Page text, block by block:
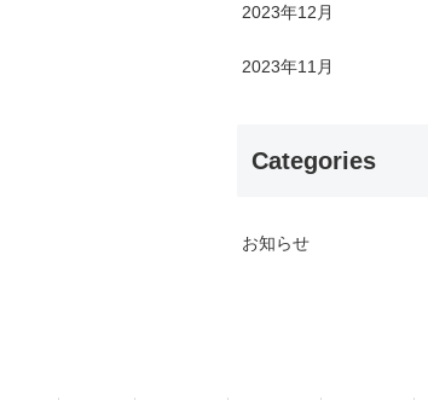
2023年12月
2023年11月
Categories
お知らせ